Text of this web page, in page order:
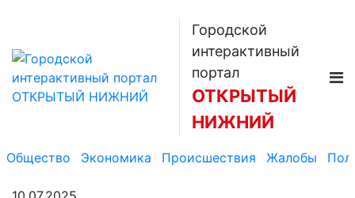
Городской
интерактивный
портал
ОТКРЫТЫЙ
НИЖНИЙ
Общество Экономика Происшествия Жалобы